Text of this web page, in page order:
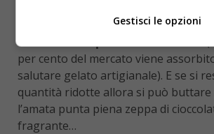
da un cittadino italiano,solo il 34 per
costituito dai prodotti industriali
per cento del mercato viene
salutare gelato artigianale). E se si
quantità ridotte allora si può buttare
l’amata punta piena zeppa di
fragrante…
Gestisci le opzioni